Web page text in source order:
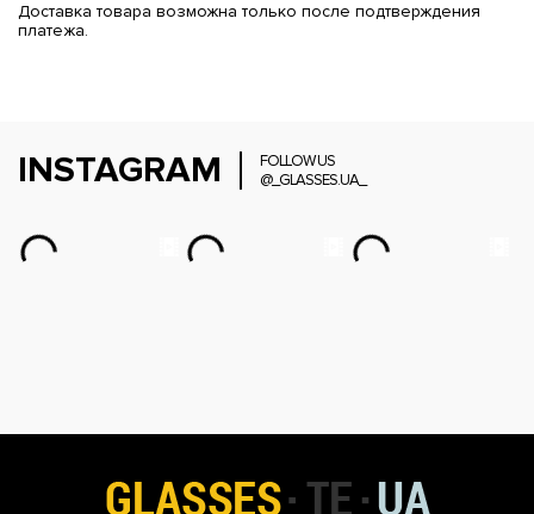
Доставка товара возможна только после подтверждения
платежа.
INSTAGRAM
FOLLOW US
@_GLASSES.UA_